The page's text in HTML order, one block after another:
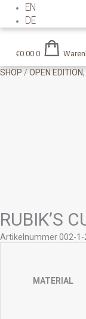
EN
DE
€0.00 0
SHOP /OPEN EDITION,
RUBIK’S
Artikelnummer 002-1-
MATERIAL